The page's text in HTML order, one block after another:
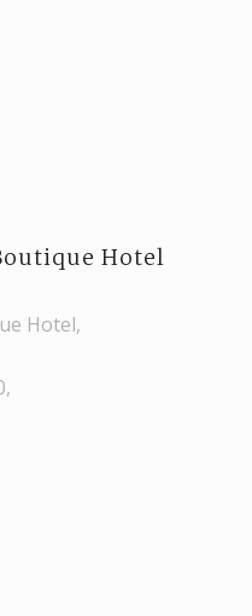
Hotel
Hotel,